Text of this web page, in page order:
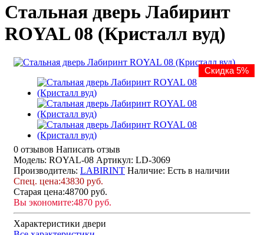
Стальная дверь Лабиринт
ROYAL 08 (Кристалл вуд)
Скидка 5%
0 отзывов Написать отзыв
Модель: ROYAL-08 Артикул: LD-3069
Производитель: LABIRINT Наличие: Есть в наличии
Спец. цена:43830 руб.
Старая цена:48700 руб.
Вы экономите:4870 руб.
Характеристики двери